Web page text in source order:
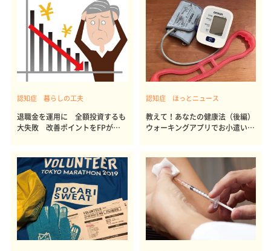
認知症 暮らしの工夫
退職金を運用に 全額投資するも
大失敗 改善ポイントをFPが解
認知症 ほっとニュース
教えて！あなたの健康法（後編）
ウォーキングアプリでお小遣いゲ